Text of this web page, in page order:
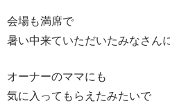
会場も満席で
暑い中来ていただいたみなさん
オーナーのママにも
気に入ってもらえたみたいで